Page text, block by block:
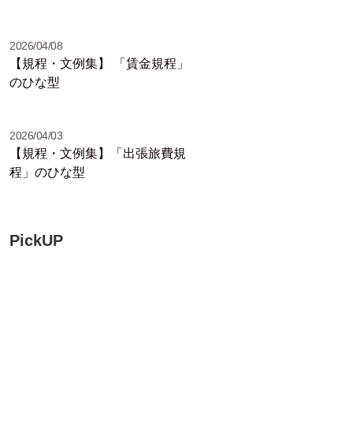
2026/04/08
【規程・文例集】 「賃金規程」
のひな型
2026/04/03
【規程・文例集】「出張旅費規
程」のひな型
PickUP